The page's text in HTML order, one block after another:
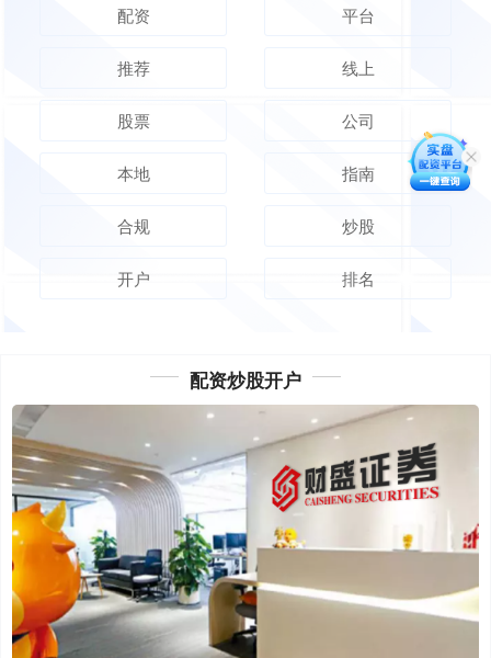
配资 平台
推荐 线上
股票 公司
本地 指南
合规 炒股
开户 排名
配资炒股开户